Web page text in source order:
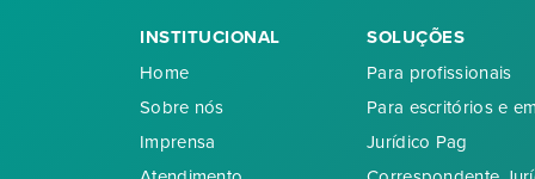
INSTITUCIONAL
Home
Sobre nós
Imprensa
SOLUÇÕES
Para profissionais
Para escritórios e
Jurídico Pag